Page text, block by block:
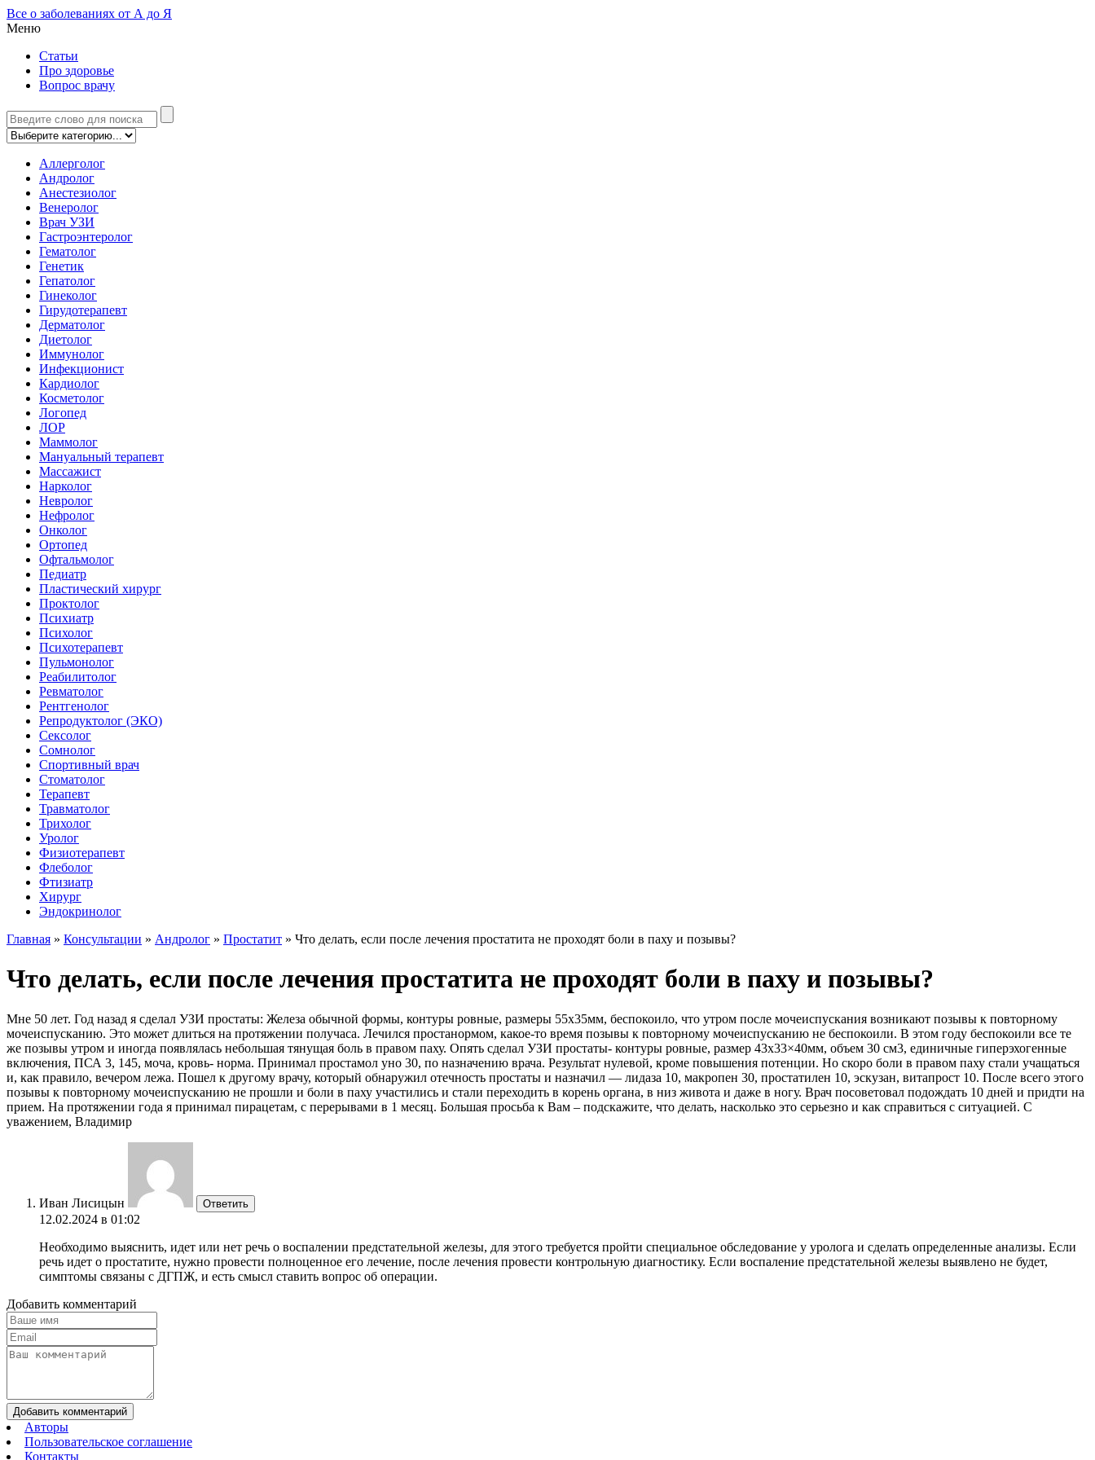
Все о заболеваниях от А до Я
Меню
Статьи
Про здоровье
Вопрос врачу
Аллерголог
Андролог
Анестезиолог
Венеролог
Врач УЗИ
Гастроэнтеролог
Гематолог
Генетик
Гепатолог
Гинеколог
Гирудотерапевт
Дерматолог
Диетолог
Иммунолог
Инфекционист
Кардиолог
Косметолог
Логопед
ЛОР
Маммолог
Мануальный терапевт
Массажист
Нарколог
Невролог
Нефролог
Онколог
Ортопед
Офтальмолог
Педиатр
Пластический хирург
Проктолог
Психиатр
Психолог
Психотерапевт
Пульмонолог
Реабилитолог
Ревматолог
Рентгенолог
Репродуктолог (ЭКО)
Сексолог
Сомнолог
Спортивный врач
Стоматолог
Терапевт
Травматолог
Трихолог
Уролог
Физиотерапевт
Флеболог
Фтизиатр
Хирург
Эндокринолог
Главная » Консультации » Андролог » Простатит » Что делать, если после лечения простатита не проходят боли в паху и позывы?
Что делать, если после лечения простатита не проходят боли в паху и позывы?
Мне 50 лет. Год назад я сделал УЗИ простаты: Железа обычной формы, контуры ровные, размеры 55х35мм, беспокоило, что утром после мочеиспускания возникают позывы к повторному
мочеиспусканию. Это может длиться на протяжении получаса. Лечился простанормом, какое-то время позывы к повторному мочеиспусканию не беспокоили. В этом году беспокоили все те
же позывы утром и иногда появлялась небольшая тянущая боль в правом паху. Опять сделал УЗИ простаты- контуры ровные, размер 43х33×40мм, объем 30 см3, единичные гиперэхогенные
включения, ПСА 3, 145, моча, кровь- норма. Принимал простамол уно 30, по назначению врача. Результат нулевой, кроме повышения потенции. Но скоро боли в правом паху стали учащаться
и, как правило, вечером лежа. Пошел к другому врачу, который обнаружил отечность простаты и назначил — лидаза 10, макропен 30, простатилен 10, эскузан, витапрост 10. После всего этого
позывы к повторному мочеиспусканию не прошли и боли в паху участились и стали переходить в корень органа, в низ живота и даже в ногу. Врач посоветовал подождать 10 дней и придти на
прием. На протяжении года я принимал пирацетам, с перерывами в 1 месяц. Большая просьба к Вам – подскажите, что делать, насколько это серьезно и как справиться с ситуацией. С
уважением, Владимир
Иван Лисицын Ответить
12.02.2024 в 01:02
Необходимо выяснить, идет или нет речь о воспалении предстательной железы, для этого требуется пройти специальное обследование у уролога и сделать определенные анализы. Если
речь идет о простатите, нужно провести полноценное его лечение, после лечения провести контрольную диагностику. Если воспаление предстательной железы выявлено не будет,
симптомы связаны с ДГПЖ, и есть смысл ставить вопрос об операции.
Добавить комментарий
Добавить комментарий
Авторы
Пользовательское соглашение
Контакты